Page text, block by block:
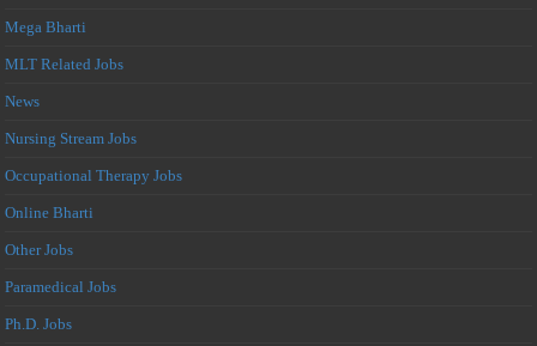
Mega Bharti
MLT Related Jobs
News
Nursing Stream Jobs
Occupational Therapy Jobs
Online Bharti
Other Jobs
Paramedical Jobs
Ph.D. Jobs